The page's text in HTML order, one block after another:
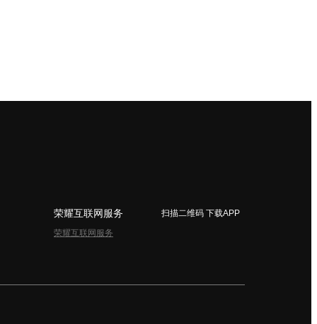
荣耀互联网服务
荣耀互联网服务
扫描二维码 下载APP